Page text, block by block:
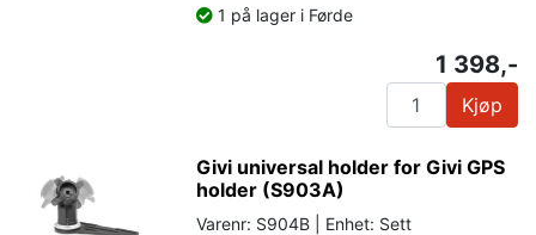
1 på lager i Førde
1 398,-
Kjøp
Givi universal holder for Givi GPS
holder (S903A)
Varenr: S904B | Enhet: Sett